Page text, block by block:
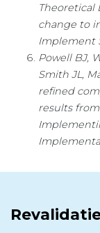
Theoretical
change to
Implement
Powell BJ,
Smith JL,
refined
results